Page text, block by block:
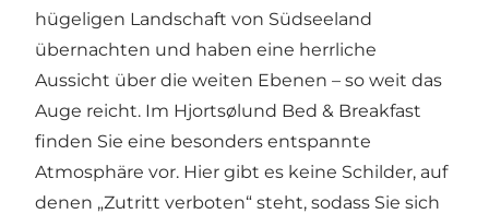
hügeligen Landschaft von Südseeland
übernachten und haben eine herrliche
Aussicht über die weiten Ebenen – so weit das
Auge reicht. Im Hjortsølund Bed & Breakfast
finden Sie eine besonders entspannte
Atmosphäre vor. Hier gibt es keine Schilder, auf
denen „Zutritt verboten“ steht, sodass Sie sich